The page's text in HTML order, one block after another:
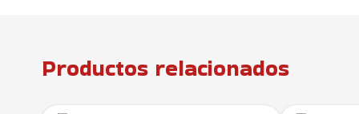
Productos relacionados